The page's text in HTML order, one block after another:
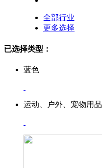
全部行业
更多选择
已选择类型：
蓝色
运动、户外、宠物用品